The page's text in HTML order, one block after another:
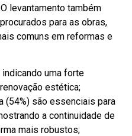
O levantamento também
para as obras,
comuns em reformas e
uma forte
estética;
(54%) são essenciais para
a continuidade de
mais robustos;